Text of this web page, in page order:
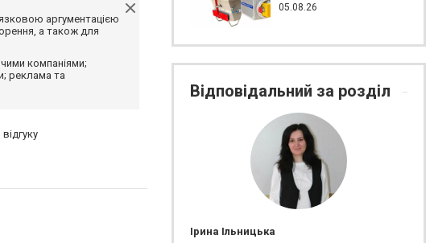
аргументацією
а також для
компаніями;
реклама та
05.08.26
Відповідальний за розділ
Ірина Ільницька